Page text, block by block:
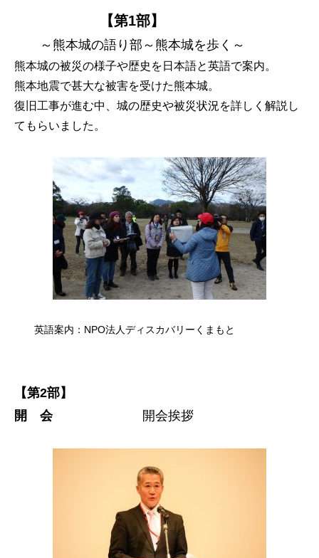
【第1部】
～熊本城の語り部～熊本城を歩く～
熊本城の被災の様子や歴史を日本語と英語で案内。
熊本地震で甚大な被害を受けた熊本城。
復旧工事が進む中、城の歴史や被災状況を詳しく解説し
てもらいました。
英語案内：NPO法人ディスカバリーくまもと
【第2部】
開 会開会挨拶